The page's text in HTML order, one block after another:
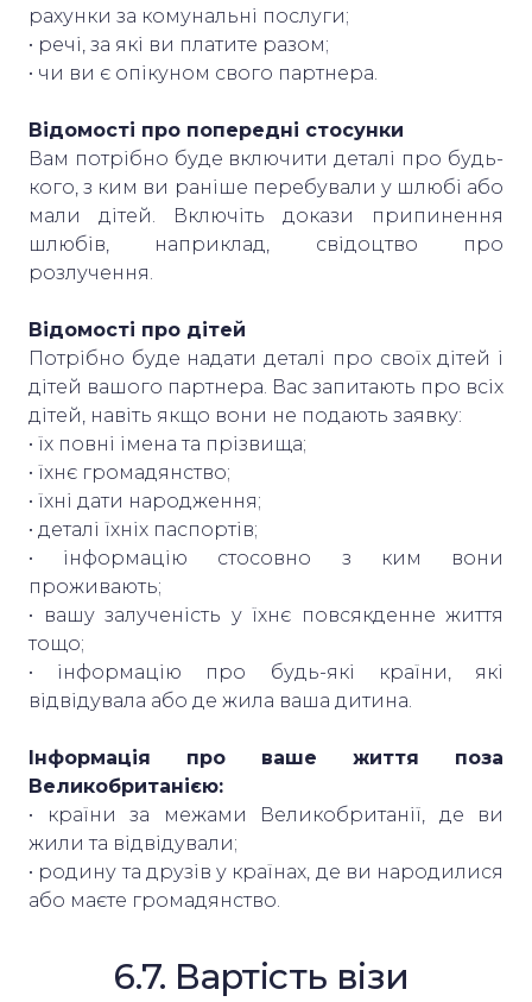
рахунки за комунальні послуги;
• речі, за які ви платите разом;
• чи ви є опікуном свого партнера.
Відомості про попередні стосунки
Вам потрібно буде включити деталі про будь-
кого, з ким ви раніше перебували у шлюбі або
мали дітей. Включіть докази припинення
шлюбів, наприклад, свідоцтво про
розлучення.
Відомості про дітей
Потрібно буде надати деталі про своїх дітей і
дітей вашого партнера. Вас запитають про всіх
дітей, навіть якщо вони не подають заявку:
• їх повні імена та прізвища;
• їхнє громадянство;
• їхні дати народження;
• деталі їхніх паспортів;
• інформацію стосовно з ким вони
проживають;
• вашу залученість у їхнє повсякденне життя
тощо;
• інформацію про будь-які країни, які
відвідувала або де жила ваша дитина.
Інформація про ваше життя поза
Великобританією:
• країни за межами Великобританії, де ви
жили та відвідували;
• родину та друзів у країнах, де ви народилися
або маєте громадянство.
6.7. Вартість візи